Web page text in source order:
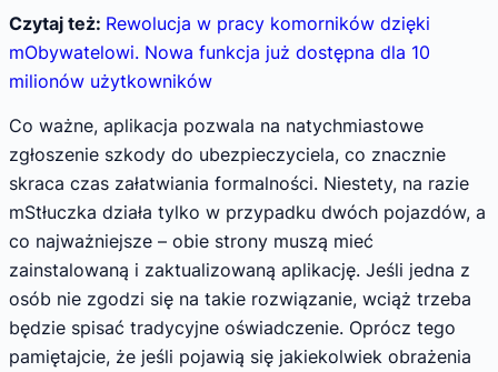
Czytaj też: Rewolucja w pracy komorników dzięki
mObywatelowi. Nowa funkcja już dostępna dla 10
milionów użytkowników
Co ważne, aplikacja pozwala na natychmiastowe
zgłoszenie szkody do ubezpieczyciela, co znacznie
skraca czas załatwiania formalności. Niestety, na razie
mStłuczka działa tylko w przypadku dwóch pojazdów, a
co najważniejsze – obie strony muszą mieć
zainstalowaną i zaktualizowaną aplikację. Jeśli jedna z
osób nie zgodzi się na takie rozwiązanie, wciąż trzeba
będzie spisać tradycyjne oświadczenie. Oprócz tego
pamiętajcie, że jeśli pojawią się jakiekolwiek obrażenia